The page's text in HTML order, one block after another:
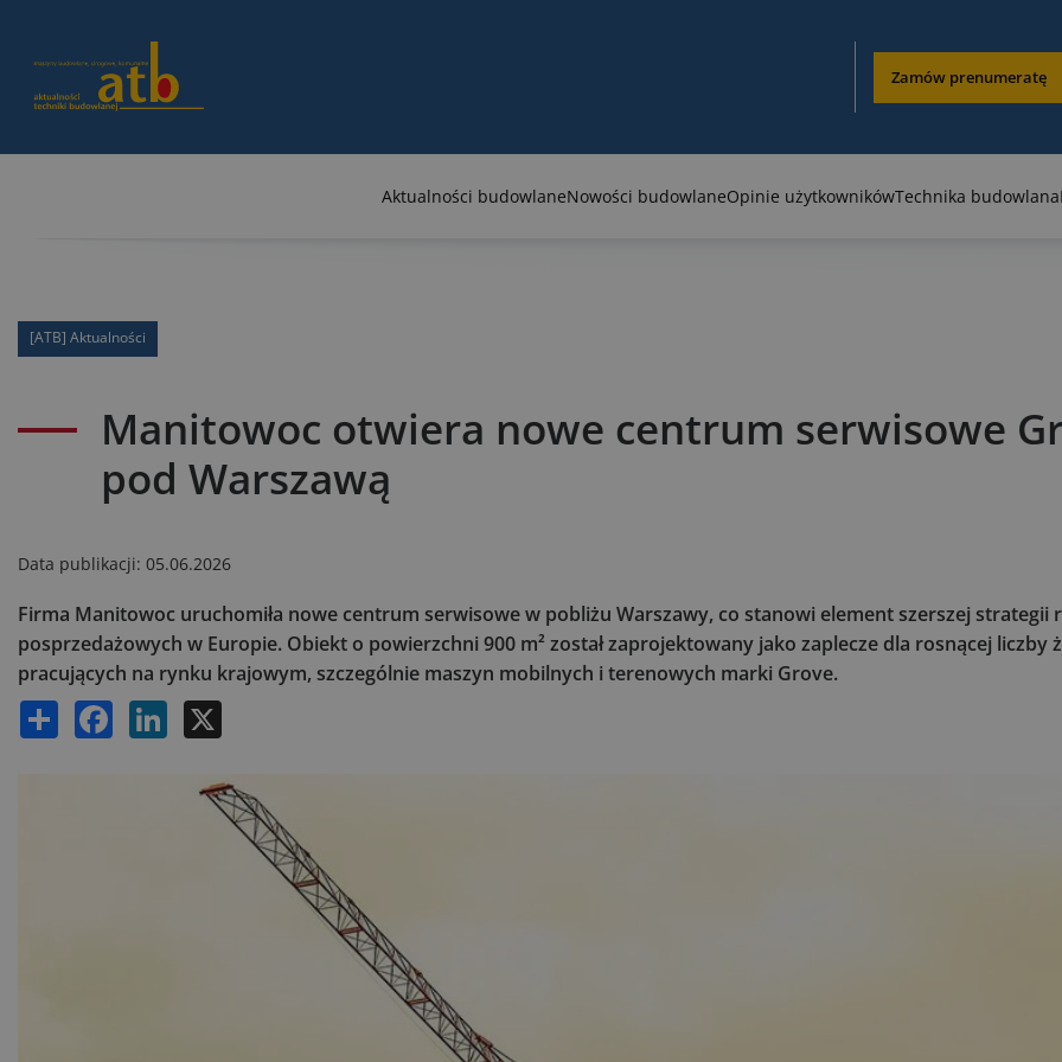
Zamów prenumeratę
Aktualności budowlaneNowości budowlaneOpinie użytkownikówTechnika budowlana
[ATB] Aktualności
Manitowoc otwiera nowe centrum serwisowe
pod Warszawą
Data publikacji: 05.06.2026
Firma Manitowoc uruchomiła nowe centrum serwisowe w pobliżu Warszawy, co stanowi element szerszej strategii
posprzedażowych w Europie. Obiekt o powierzchni 900 m² został zaprojektowany jako zaplecze dla rosnącej liczby
pracujących na rynku krajowym, szczególnie maszyn mobilnych i terenowych marki Grove.
Share Facebook LinkedIn